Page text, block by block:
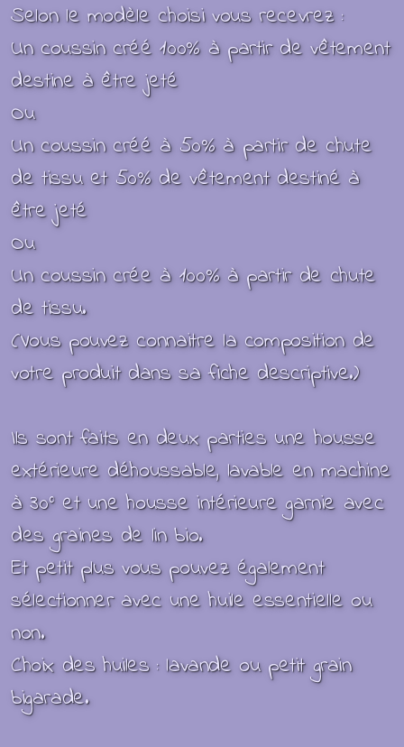
Selon le modèle choisi vous recevrez :
Un coussin créé 100% à partir de vêtement
destine à être jeté
Ou
Un coussin créé à 50% à partir de chute
de tissu et 50% de vêtement destiné à
être jeté
Ou
Un coussin crée à 100% à partir de chute
de tissu.
(Vous pouvez connaitre la composition de
votre produit dans sa fiche descriptive.)
Ils sont faits en deux parties une housse
extérieure déhoussable, lavable en machine
à 30° et une housse intérieure garnie avec
des graines de lin bio.
Et petit plus vous pouvez également
sélectionner avec une huile essentielle ou
non.
Choix des huiles : lavande ou petit grain
bigarade.